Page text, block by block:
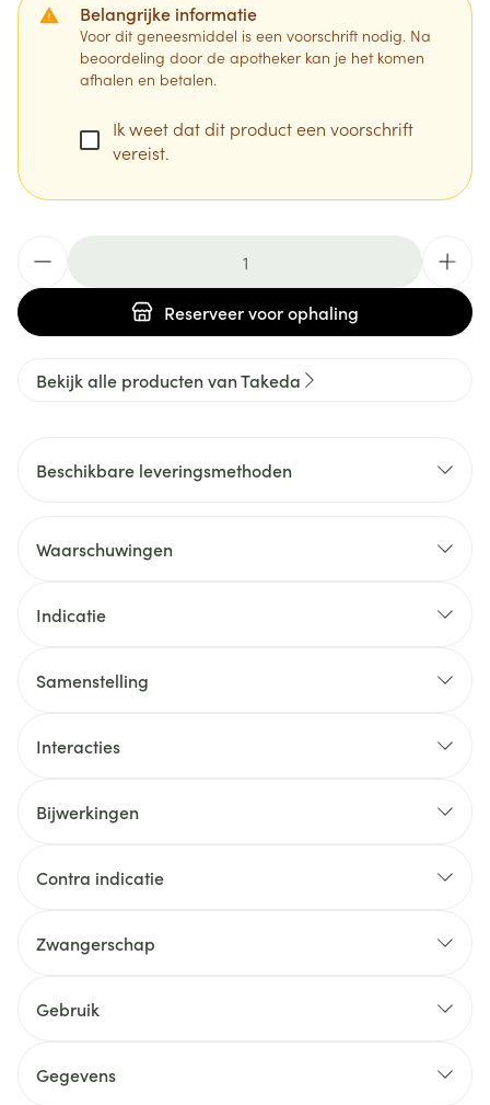
Belangrijke informatie
Voor dit geneesmiddel is een voorschrift nodig. Na
beoordeling door de apotheker kan je het komen
afhalen en betalen.
Ik weet dat dit product een voorschrift
vereist.
Reserveervoor ophaling
Bekijk alle producten van Takeda
Beschikbare leveringsmethoden
Waarschuwingen
Indicatie
Samenstelling
Interacties
Bijwerkingen
Contra indicatie
Zwangerschap
Gebruik
Gegevens